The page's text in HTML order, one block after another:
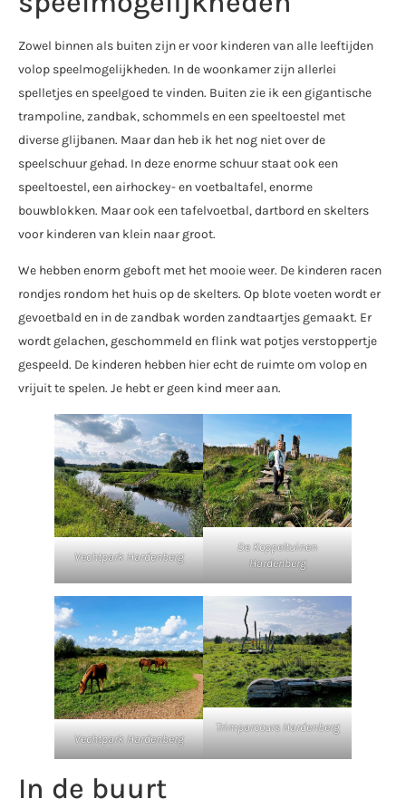
Zowel binnen als buiten zijn er voor kinderen van alle leeftijden
volop speelmogelijkheden. In de woonkamer zijn allerlei
spelletjes en speelgoed te vinden. Buiten zie ik een gigantische
trampoline, zandbak, schommels en een speeltoestel met
diverse glijbanen. Maar dan heb ik het nog niet over de
speelschuur gehad. In deze enorme schuur staat ook een
speeltoestel, een airhockey- en voetbaltafel, enorme
bouwblokken. Maar ook een tafelvoetbal, dartbord en skelters
voor kinderen van klein naar groot.
We hebben enorm geboft met het mooie weer. De kinderen racen
rondjes rondom het huis op de skelters. Op blote voeten wordt er
gevoetbald en in de zandbak worden zandtaartjes gemaakt. Er
wordt gelachen, geschommeld en flink wat potjes verstoppertje
gespeeld. De kinderen hebben hier echt de ruimte om volop en
vrijuit te spelen. Je hebt er geen kind meer aan.
Vechtpark Hardenberg
De Koppeltuinen
Hardenberg
Vechtpark Hardenberg
Trimparcours Hardenberg
In de buurt